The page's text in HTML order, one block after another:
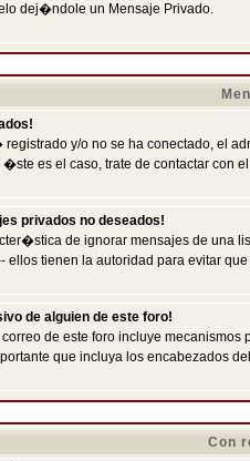
dej�ndole un Mensaje Privado.
y/o no se ha conectado, el
es el caso, trate de contactar con
privados no deseados!
de ignorar mensajes de una
ellos tienen la autoridad para evitar
de alguien de este foro!
de este foro incluye
que incluya los encabezados
Con